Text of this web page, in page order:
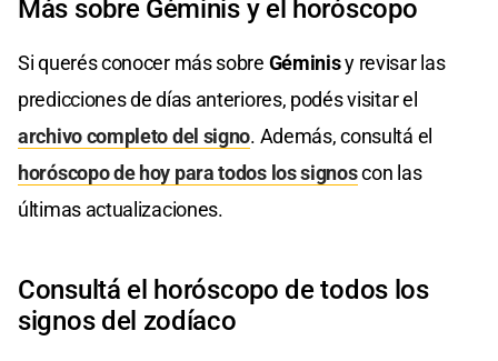
Más sobre Géminis y el horóscopo
Si querés conocer más sobre Géminisy revisar las
predicciones de días anteriores, podés visitar el
archivo completo del signo. Además, consultá el
horóscopo de hoy para todos los signoscon las
últimas actualizaciones.
Consultá el horóscopo de todos los
signos del zodíaco